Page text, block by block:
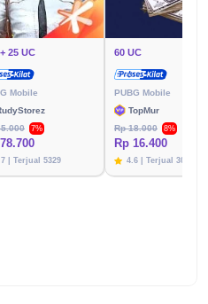
25 UC
Mobile
7%
| Terjual 5329
60 UC
PUBG Mobile
TopMur
Rp 18.000
8%
Rp 16.400
4.6 | Terjual 3020